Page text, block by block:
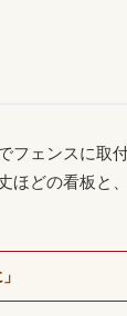
フェンスに取
ほどの看板と